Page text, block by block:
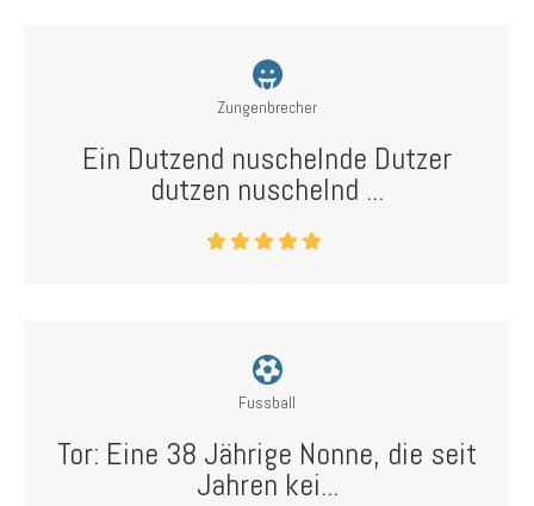
Zungenbrecher
Ein Dutzend nuschelnde Dutzer
dutzen nuschelnd ...
Fussball
Tor: Eine 38 Jährige Nonne, die seit
Jahren kei...